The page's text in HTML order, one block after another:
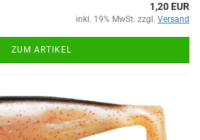
1,20 EUR
inkl. 19% MwSt. zzgl. Versand
ZUM ARTIKEL